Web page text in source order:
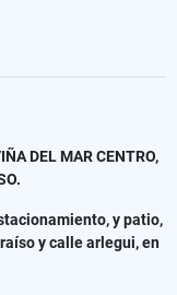
DEL MAR CENTRO,
y patio,
y calle arlegui, en